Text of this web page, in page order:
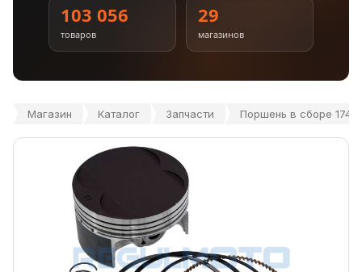
103 056
товаров
29
магазинов
Магазин Каталог Запчасти Поршень в сборе